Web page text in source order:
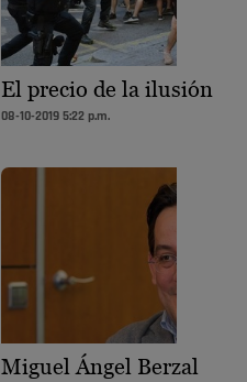
El precio de la ilusión
08-10-2019 5:22 p.m.
Miguel Ángel Berzal